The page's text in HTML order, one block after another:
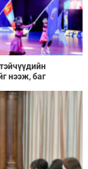
нээж, баг